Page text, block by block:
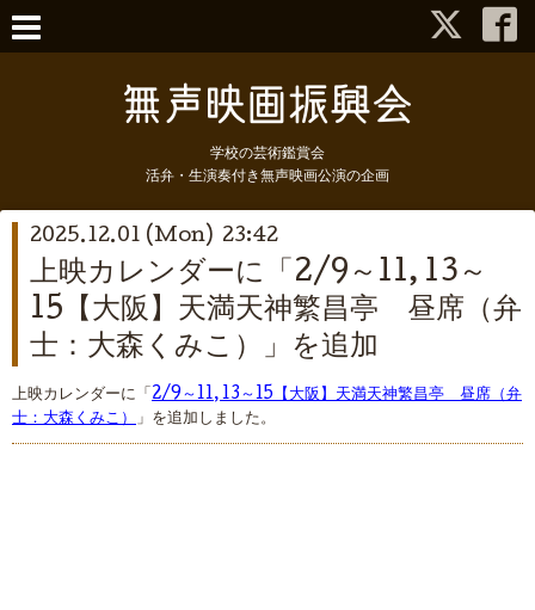
学校の芸術鑑賞会
活弁・生演奏付き無声映画公演の企画
2025.12.01 (Mon) 23:42
上映カレンダーに「2/9～11, 13～
15【大阪】天満天神繁昌亭 昼席（弁
士：大森くみこ）」を追加
上映カレンダーに「 2/9～11, 13～15【大阪】天満天神繁昌亭 昼席（弁
士：大森くみこ） 」を追加しました。